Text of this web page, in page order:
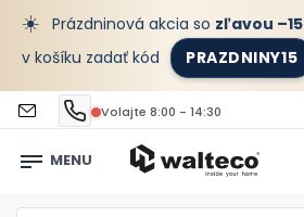
☀️ Prázdninová akcia so zľavou –15
v košíku zadať kód
PRAZDNINY15
Volajte 8:00 - 14:30